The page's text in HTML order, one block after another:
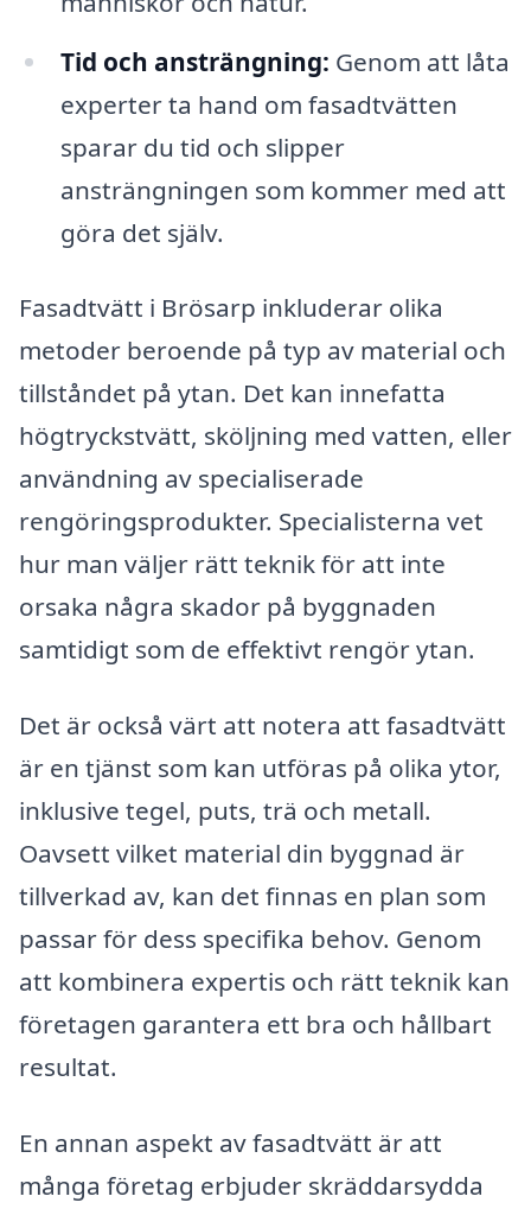
Tid och ansträngning: Genom att låta
experter ta hand om fasadtvätten
sparar du tid och slipper
ansträngningen som kommer med att
göra det själv.
Fasadtvätt i Brösarp inkluderar olika
metoder beroende på typ av material och
tillståndet på ytan. Det kan innefatta
högtryckstvätt, sköljning med vatten, eller
användning av specialiserade
rengöringsprodukter. Specialisterna vet
hur man väljer rätt teknik för att inte
orsaka några skador på byggnaden
samtidigt som de effektivt rengör ytan.
Det är också värt att notera att fasadtvätt
är en tjänst som kan utföras på olika ytor,
inklusive tegel, puts, trä och metall.
Oavsett vilket material din byggnad är
tillverkad av, kan det finnas en plan som
passar för dess specifika behov. Genom
att kombinera expertis och rätt teknik kan
företagen garantera ett bra och hållbart
resultat.
En annan aspekt av fasadtvätt är att
många företag erbjuder skräddarsydda